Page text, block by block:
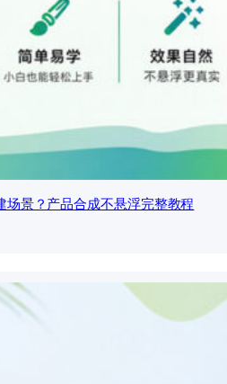
场景？产品合成不悬浮完整教程